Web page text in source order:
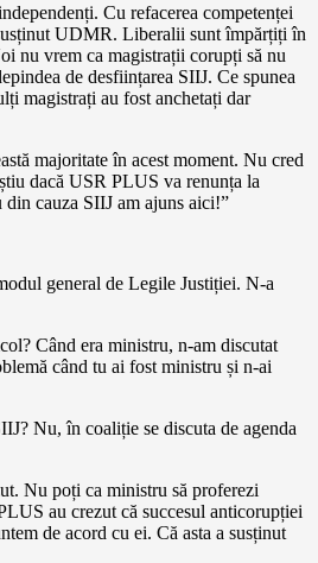
Cu refacerea competenței
UDMR. Liberalii sunt împărțiți în
nu vrem ca magistrații corupți să nu
de desființarea SIIJ. Ce spunea
magistrați au fost anchetați dar
majoritate în acest moment. Nu cred
dacă USR PLUS va renunța la
cauza SIIJ am ajuns aici!”
general de Legile Justiției. N-a
Când era ministru, n-am discutat
când tu ai fost ministru și n-ai
Nu, în coaliție se discuta de agenda
Nu poți ca ministru să proferezi
au crezut că succesul anticorupției
de acord cu ei. Că asta a susținut